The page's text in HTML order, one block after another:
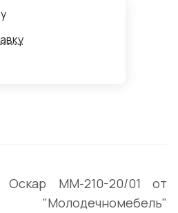
Оскар ММ-210-20/01 от
"Молодечномебель"